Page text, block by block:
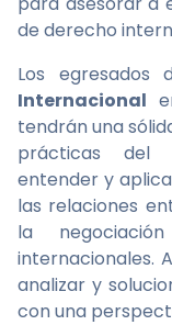
de derecho
Los egresados
Internacional
tendrán una
prácticas del
entender y
las relaciones
la
internacionales.
analizar y
con una